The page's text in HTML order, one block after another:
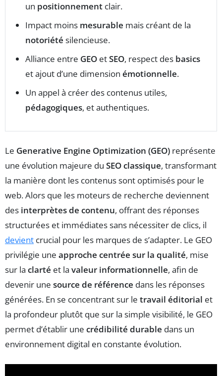
un positionnement clair.
Impact moins mesurable mais créant de la
notoriété silencieuse.
Alliance entre GEO etSEO, respect des basics
et ajout d’une dimension émotionnelle.
Un appel à créer des contenus utiles,
pédagogiques, et authentiques.
Le Generative Engine Optimization (GEO) représente
une évolution majeure du SEO classique, transformant
la manière dont les contenus sont optimisés pour le
web. Alors que les moteurs de recherche deviennent
des interprètes de contenu, offrant des réponses
structurées et immédiates sans nécessiter de clics, il
devient crucial pour les marques de s’adapter. Le GEO
privilégie une approche centrée sur la qualité, mise
sur la clarté et la valeur informationnelle, afin de
devenir une source de référence dans les réponses
générées. En se concentrant sur le travail éditorial et
la profondeur plutôt que sur la simple visibilité, le GEO
permet d’établir une crédibilité durable dans un
environnement digital en constante évolution.